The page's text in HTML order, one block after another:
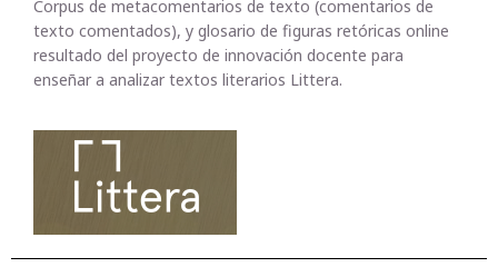
Corpus de metacomentarios de texto (comentarios de
texto comentados), y glosario de figuras retóricas online
resultado del proyecto de innovación docente para
enseñar a analizar textos literarios Littera.